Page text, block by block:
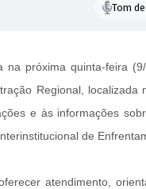
Tom
próxima quinta-feira
Regional,
e às informações
de
atendimento,